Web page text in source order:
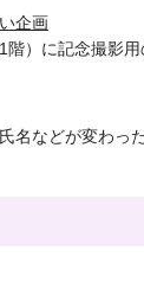
企画
階）に記念撮影
名などが変わっ